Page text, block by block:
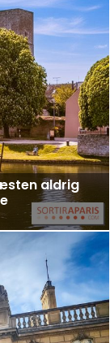
aldrig